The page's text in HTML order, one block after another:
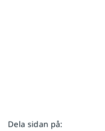
Dela sidan på: